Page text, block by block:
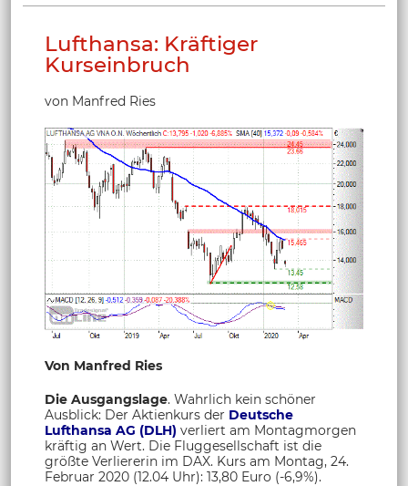
Lufthansa: Kräftiger
Kurseinbruch
von Manfred Ries
Von Manfred Ries
Die Ausgangslage. Wahrlich kein schöner
Ausblick: Der Aktienkurs der Deutsche
Lufthansa AG (DLH) verliert am Montagmorgen
kräftig an Wert. Die Fluggesellschaft ist die
größte Verliererin im DAX. Kurs am Montag, 24.
Februar 2020 (12.04 Uhr): 13,80 Euro (-6,9%).